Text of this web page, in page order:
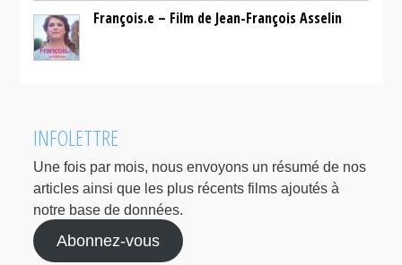
François.e – Film de Jean-François Asselin
INFOLETTRE
Une fois par mois, nous envoyons un résumé de nos
articles ainsi que les plus récents films ajoutés à
notre base de données.
Abonnez-vous